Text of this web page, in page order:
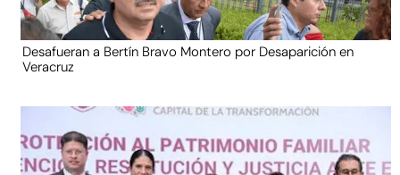
Desafueran a Bertín Bravo Montero por Desaparición en
Veracruz